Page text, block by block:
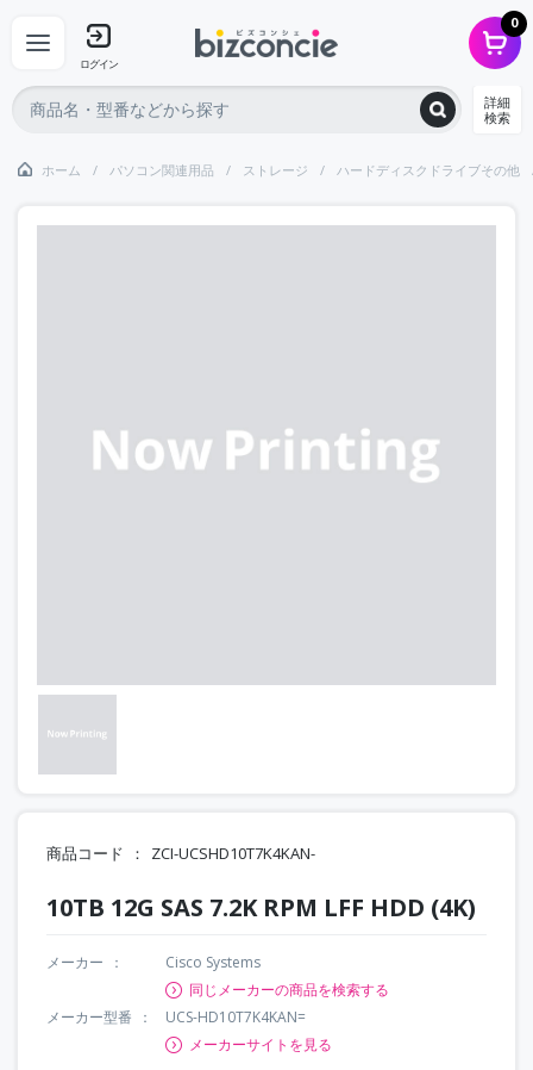
ログイン
0
詳細
検索
ホーム パソコン関連用品 ストレージ ハードディスクドライブその他
商品コード ZCI-UCSHD10T7K4KAN-
10TB 12G SAS 7.2K RPM LFF HDD (4K)
メーカー
Cisco Systems
同じメーカーの商品を検索する
メーカー型番
UCS-HD10T7K4KAN=
メーカーサイトを見る